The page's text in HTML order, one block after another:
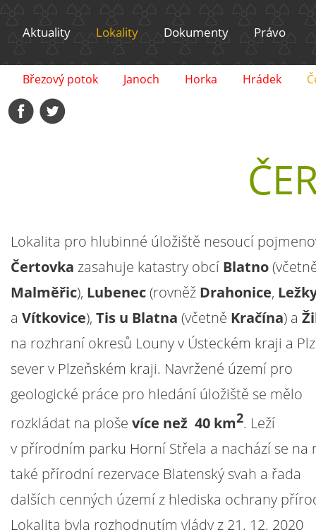
Aktuality Lokality
Březový potok Janoch Horka Hrádek
Dokumenty Právo
Lokalita pro hlubinné úložiště nesoucí
Čertovka zasahuje katastry obcí Blatno
Malměřic), Lubenec(rovněž Drahonice,
a Vítkovice), Tis u Blatna (včetně Kračína) a
na rozhraní okresů Louny v Ústeckém kraji a
sever v Plzeňském kraji. Navržené území pro
geologické práce pro hledání úložiště se mělo
rozkládat na ploše více než 40 km2. Leží
v přírodním parku Horní Střela a nachází se na
také přírodní rezervace Blatenský svah a řada
dalších cenných území z hlediska ochrany
Lokalita byla rozhodnutím vlády z 21. 12. 2020